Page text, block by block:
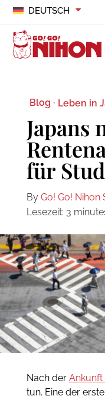
DEUTSCH
Blog · Leben in
Japans
für
By Go! Go! Nihon
Lesezeit: 3
Nach der Ankunft
tun. Eine der